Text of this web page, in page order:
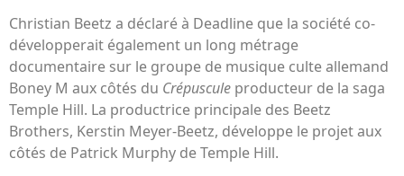
Christian Beetz a déclaré à Deadline que la société co-
développerait également un long métrage
documentaire sur le groupe de musique culte allemand
Boney M aux côtés du Crépuscule producteur de la saga
Temple Hill. La productrice principale des Beetz
Brothers, Kerstin Meyer-Beetz, développe le projet aux
côtés de Patrick Murphy de Temple Hill.